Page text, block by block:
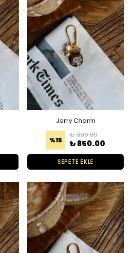
Jerry Charm
%15
₺ 999.90
₺ 850.00
SEPETE EKLE